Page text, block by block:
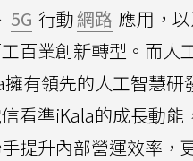
5G 行動網路 應用，
百業創新轉型。而人
有領先的人工智慧研
看準iKala的成長動能
提升內部營運效率，